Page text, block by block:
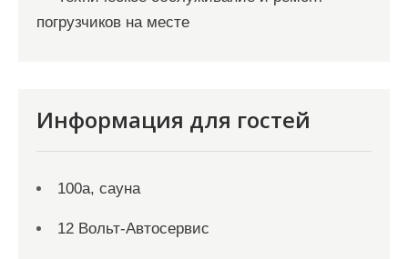
погрузчиков на месте
Информация для гостей
100а, сауна
12 Вольт-Автосервис